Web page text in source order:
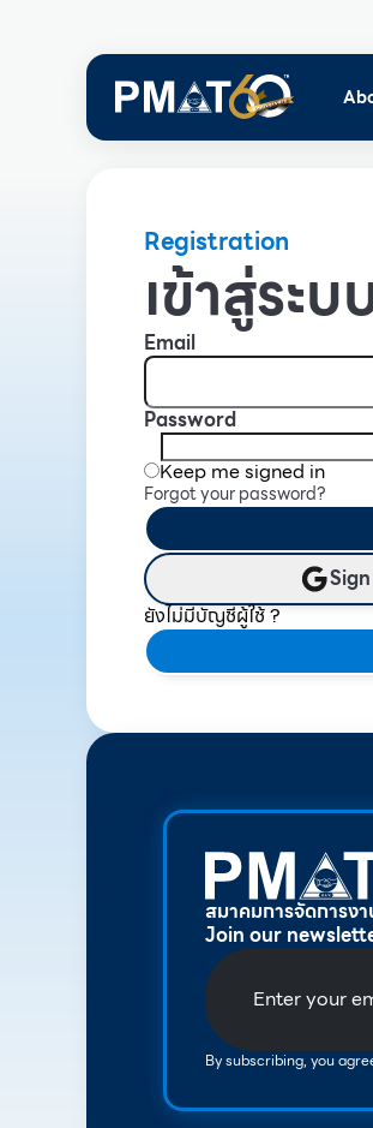
Registration
เข้าสู่ระ
Email
Password
Keep me signed in
Forgot your password?
ยังไม่มีบัญชีผู้ใช้ ?
สมาคมการจัดการง
Join our
By subscribing, you